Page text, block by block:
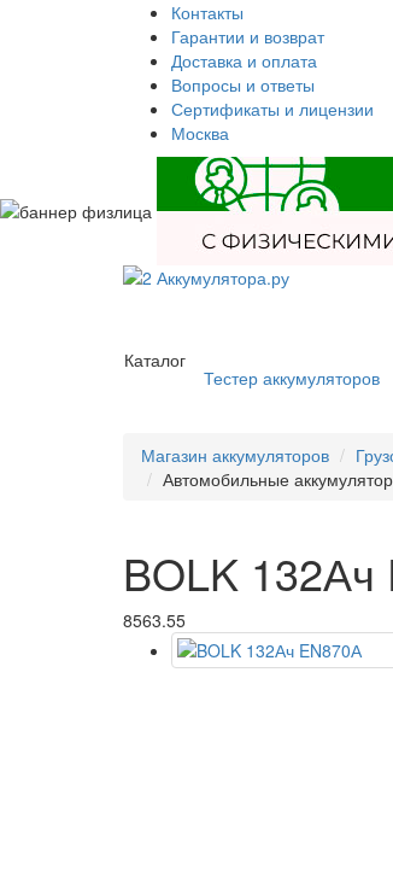
Контакты
Гарантии и возврат
Доставка и оплата
Вопросы и ответы
Сертификаты и лицензии
Москва
Каталог
Тестер аккумуляторов
Магазин аккумуляторов
Автомобильные
BOLK 132Ач
8563.55